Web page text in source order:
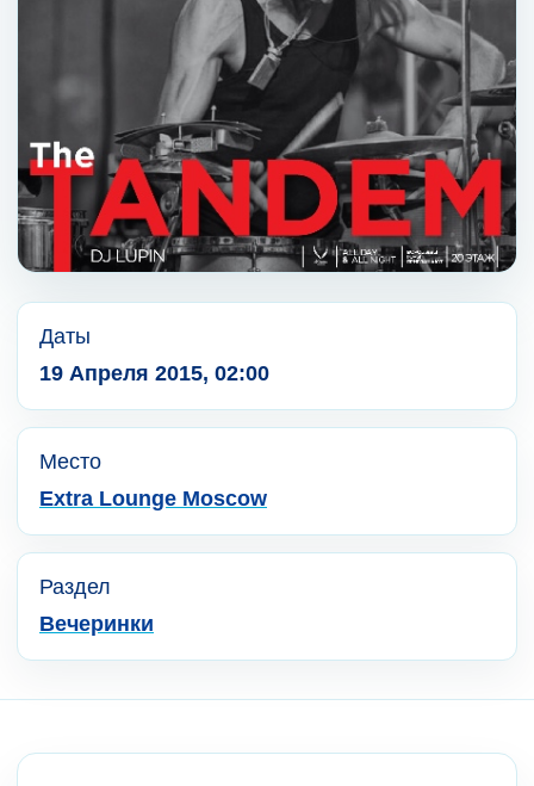
Даты
19 Апреля 2015, 02:00
Место
Extra Lounge Moscow
Раздел
Вечеринки